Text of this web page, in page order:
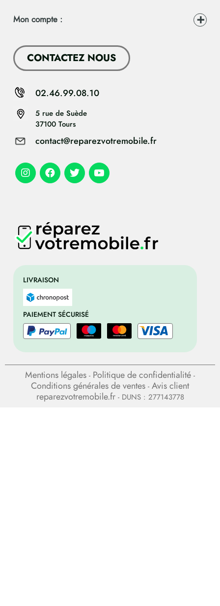
LIVRAISON
PAIEMENT SÉCURISÉ
Mon compte :
CONTACTEZ NOUS
5 rue de Suède
37100 Tours
contact@reparezvotremobile.fr
02.46.99.08.10
Mentions légales - Politique de confidentialité -
Conditions générales de ventes - Avis client
reparezvotremobile.fr- DUNS : 277143778